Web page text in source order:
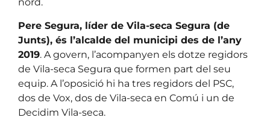
Pere Segura, líder de Vila-seca Segura (de
Junts), és l’alcalde del municipi des de l’any
2019. A govern, l’acompanyen els dotze regidors
de Vila-seca Segura que formen part del seu
equip. A l’oposició hi ha tres regidors del PSC,
dos de Vox, dos de Vila-seca en Comú i un de
Decidim Vila-seca.